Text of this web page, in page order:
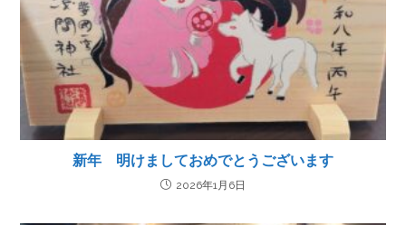
新年 明けましておめでとうございます
2026年1月6日